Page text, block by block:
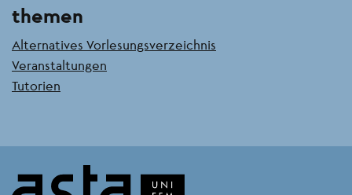
themen
Alternatives Vorlesungsverzeichnis
Veranstaltungen
Tutorien